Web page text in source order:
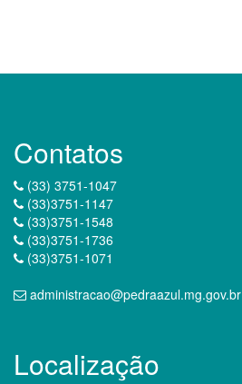
Contatos
(33) 3751-1047
(33)3751-1147
(33)3751-1548
(33)3751-1736
(33)3751-1071
administracao@pedraazul.mg.gov.br
Localização